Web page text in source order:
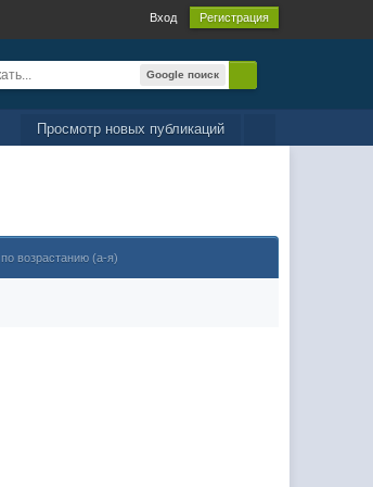
Вход Регистрация
Google поиск
Просмотр новых публикаций
по возрастанию (а-я)